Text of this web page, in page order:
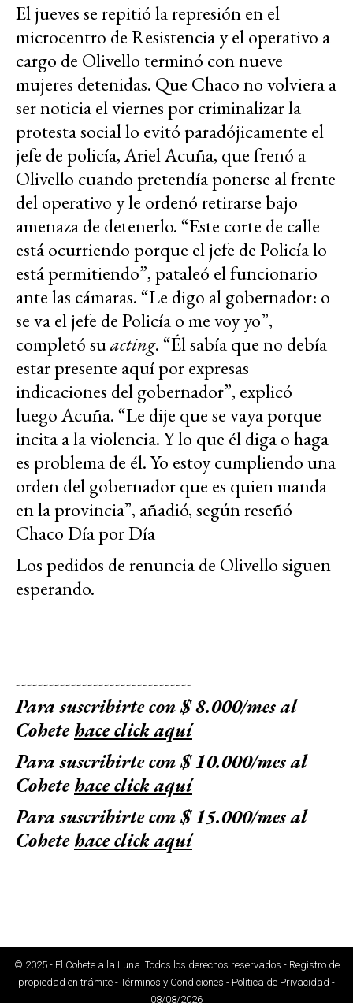
El jueves se repitió la represión en el
microcentro de Resistencia y el operativo a
cargo de Olivello terminó con nueve
mujeres detenidas. Que Chaco no volviera a
ser noticia el viernes por criminalizar la
protesta social lo evitó paradójicamente el
jefe de policía, Ariel Acuña, que frenó a
Olivello cuando pretendía ponerse al frente
del operativo y le ordenó retirarse bajo
amenaza de detenerlo. “Este corte de calle
está ocurriendo porque el jefe de Policía lo
está permitiendo”, pataleó el funcionario
ante las cámaras. “Le digo al gobernador: o
se va el jefe de Policía o me voy yo”,
completó suacting. “Él sabía que no debía
estar presente aquí por expresas
indicaciones del gobernador”, explicó
luego Acuña. “Le dije que se vaya porque
incita a la violencia. Y lo que él diga o haga
es problema de él. Yo estoy cumpliendo una
orden del gobernador que es quien manda
en la provincia”, añadió, según reseñó
Chaco Día por Día
Los pedidos de renuncia de Olivello siguen
esperando.
--------------------------------
Para suscribirte con $ 8.000/mes al
Cohetehace click aquí
Para suscribirte con $ 10.000/mes al
Cohetehace click aquí
Para suscribirte con $ 15.000/mes al
Cohetehace click aquí
© 2025 - El Cohete a la Luna. Todos los derechos reservados - Registro de
propiedad en trámite - Términos y Condiciones - Política de Privacidad -
08/08/2026